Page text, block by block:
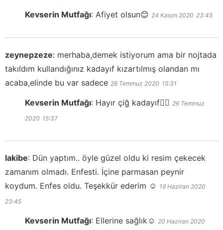
Kevserin Mutfağı: Afiyet olsun😊 24 Kasım 2020 23:45
zeynepzeze: merhaba,demek istiyorum ama bir nojtada
takıldım kullandığınız kadayıf kızartılmış olandan mı
acaba,elinde bu var sadece 26 Temmuz 2020 15:31
Kevserin Mutfağı: Hayır çiğ kadayıf👍🏻 26 Temmuz
2020 15:37
lakibe: Dün yaptım.. öyle güzel oldu ki resim çekecek
zamanım olmadı. Enfesti. İçine parmasan peynir
koydum. Enfes oldu. Teşekkür ederim ☺️ 19 Haziran 2020
23:45
Kevserin Mutfağı: Ellerine sağlık☺️ 20 Haziran 2020